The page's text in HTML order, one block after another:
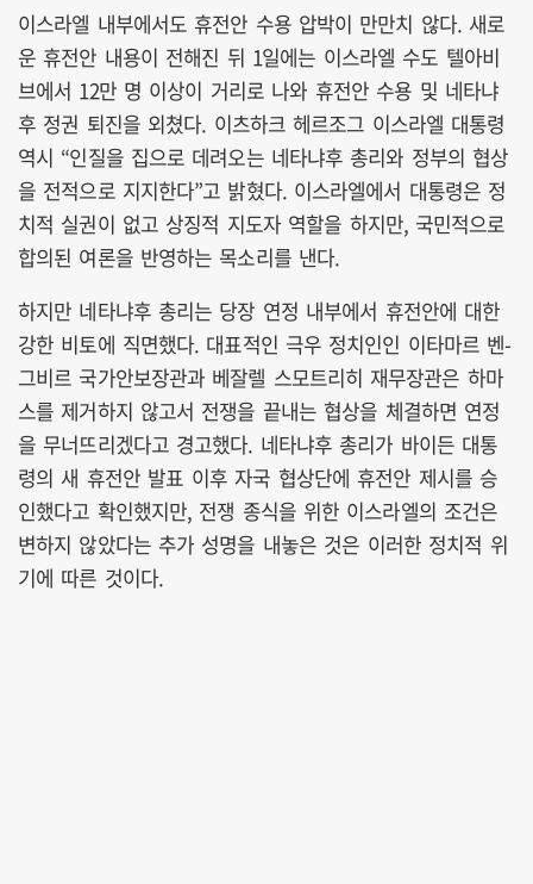
이스라엘 내부에서도 휴전안 수용 압박이 만만치 않다. 새로
운 휴전안 내용이 전해진 뒤 1일에는 이스라엘 수도 텔아비
브에서 12만 명 이상이 거리로 나와 휴전안 수용 및 네타냐
후 정권 퇴진을 외쳤다. 이츠하크 헤르조그 이스라엘 대통령
역시 “인질을 집으로 데려오는 네타냐후 총리와 정부의 협상
을 전적으로 지지한다”고 밝혔다. 이스라엘에서 대통령은 정
치적 실권이 없고 상징적 지도자 역할을 하지만, 국민적으로
합의된 여론을 반영하는 목소리를 낸다.
하지만 네타냐후 총리는 당장 연정 내부에서 휴전안에 대한
강한 비토에 직면했다. 대표적인 극우 정치인인 이타마르 벤-
그비르 국가안보장관과 베잘렐 스모트리히 재무장관은 하마
스를 제거하지 않고서 전쟁을 끝내는 협상을 체결하면 연정
을 무너뜨리겠다고 경고했다. 네타냐후 총리가 바이든 대통
령의 새 휴전안 발표 이후 자국 협상단에 휴전안 제시를 승
인했다고 확인했지만, 전쟁 종식을 위한 이스라엘의 조건은
변하지 않았다는 추가 성명을 내놓은 것은 이러한 정치적 위
기에 따른 것이다.